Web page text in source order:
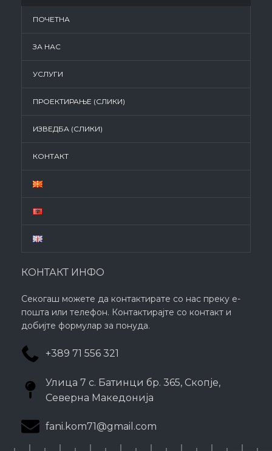
ПОЧЕТНА
ЗА НАС
УСЛУГИ
ПРОЕКТИРАЊЕ (СЛИКИ)
ИЗВЕДБА (СЛИКИ)
КОНТАКТ
КОНТАКТ ИНФО
Секогаш можете да контактирате со нас преку е-
пошта или телефон. Контактирајте со контакт и
добијте формулар за понуда.
+389 71 556 321
Улица 7 с. Батинци бр. 365, Скопје,
Северна Македонија
fani.kom71@gmail.com